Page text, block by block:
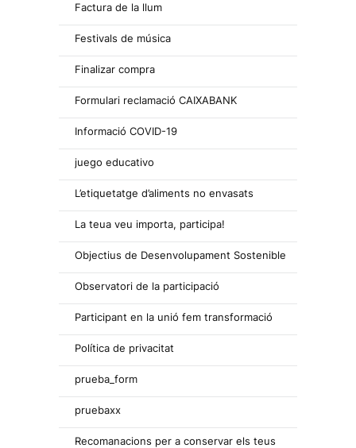
Factura de la llum
Festivals de música
Finalizar compra
Formulari reclamació CAIXABANK
Informació COVID-19
juego educativo
L’etiquetatge d’aliments no envasats
La teua veu importa, participa!
Objectius de Desenvolupament Sostenible
Observatori de la participació
Participant en la unió fem transformació
Política de privacitat
prueba_form
pruebaxx
Recomanacions per a conservar els teus